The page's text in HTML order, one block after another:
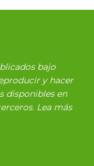
bajo
y hacer
disponibles en
Lea más